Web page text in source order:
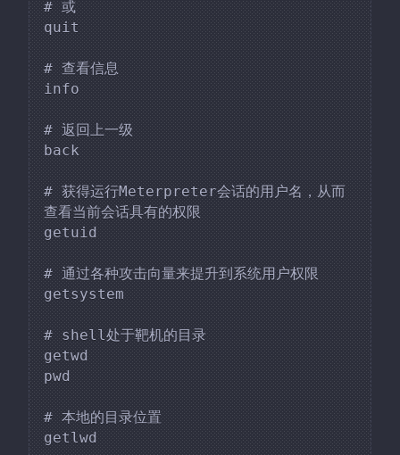
# 或
quit
# 查看信息
info
# 返回上一级
back
# 获得运行Meterpreter会话的用户名，从而
查看当前会话具有的权限
getuid
# 通过各种攻击向量来提升到系统用户权限
getsystem
# shell处于靶机的目录
getwd
pwd
# 本地的目录位置
getlwd